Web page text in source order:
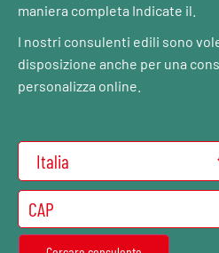
maniera completa Indicate il.
I nostri consulenti edili sono
disposizione anche per una
personalizza online.